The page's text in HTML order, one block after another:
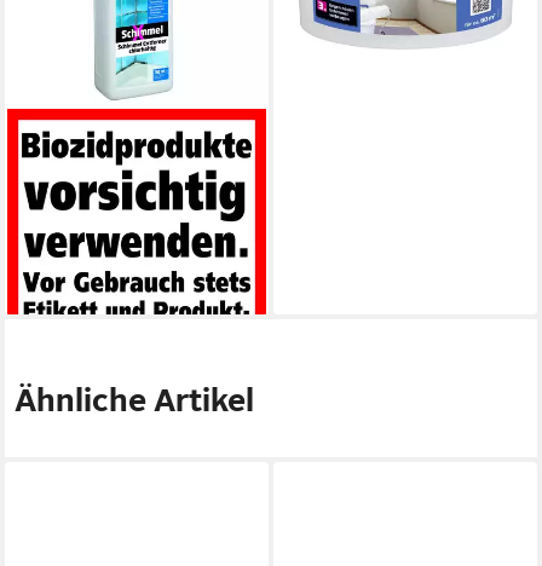
SCHIMMEL X
Schimmel X
Schimmelentferner chlorhaltig
750 ml Schimmelentferner
10,84 €
lieferbar - in 3-4 Werktagen bei dir
lieferbar - in 3-4 Werktagen bei dir
Ähnliche Artikel